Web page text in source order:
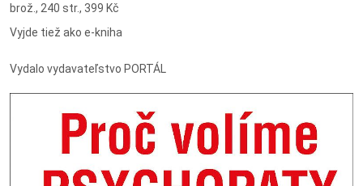
brož., 240 str., 399 Kč
Vyjde tiež ako e-kniha
Vydalo vydavateľstvo PORTÁL